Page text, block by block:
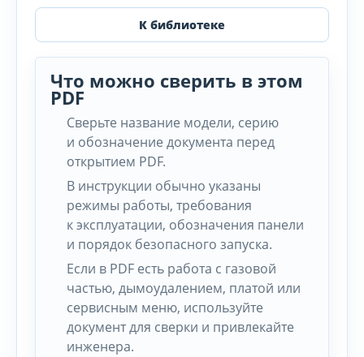
К библиотеке
Что можно сверить в этом
PDF
Сверьте название модели, серию
и обозначение документа перед
открытием PDF.
В инструкции обычно указаны
режимы работы, требования
к эксплуатации, обозначения панели
и порядок безопасного запуска.
Если в PDF есть работа с газовой
частью, дымоудалением, платой или
сервисным меню, используйте
документ для сверки и привлекайте
инженера.